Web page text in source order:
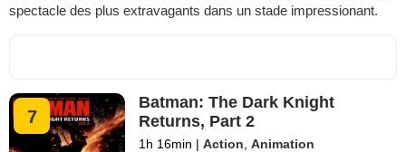
spectacle des plus extravagants dans un stade impressionant.
7
Batman: The Dark Knight
Returns, Part 2
1h 16min | Action ,Animation